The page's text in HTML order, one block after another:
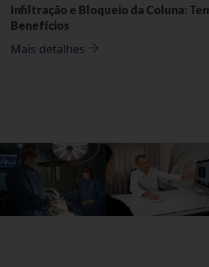
Infiltração e Bloqueio da Coluna:
Benefícios
Mais detalhes